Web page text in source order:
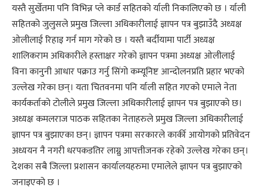
यस्तै सुर्खेतमा पनि विभिन्न प्ले कार्ड सहितको र्याली निकालिएको छ । र्याली
सहितको जुलुसले प्रमुख जिल्ला अधिकारीलाई ज्ञापन पत्र बुझाउँदै अध्यक्ष
ओलीलाई रिहाइ गर्न माग गरेको छ । यस्तै बर्दीयामा पार्टी अध्यक्ष
शालिकराम अधिकारीले हस्ताक्षर गरेको ज्ञापन पत्रमा अध्यक्ष ओलीलाई
विना कानुनी आधार पक्राउ गर्नु सिंगो कम्यूनिष्ट आन्दोलनप्रति प्रहार भएको
उल्लेख गरेका छन्। यता चितवनमा पनि र्याली सहित गएको एमाले नेता
कार्यकर्ताको टोलीले प्रमुख जिल्ला अधिकारीलाई ज्ञापन पत्र बुझाएको छ।
अध्यक्ष कमलराज पाठक सहितका नेताहरुले प्रमुख जिल्ला अधिकारीलाई
ज्ञापन पत्र बुझाएका छन्। ज्ञापन पत्रमा सरकारले कार्की आयोगको प्रतिवेदन
अध्ययन नै नगरी धरपकडतिर लाग्नु आपत्तीजनक रहेको उल्लेख गरेका छन्।
देशका सबै जिल्ला प्रशासन कार्यालयहरुमा एमालेले ज्ञापन पत्र बुझाएको
जनाइएको छ ।